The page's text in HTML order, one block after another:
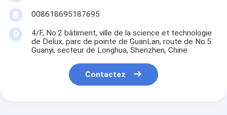
008618695187695
4/F, No.2 bâtiment, ville de la science et technologie
de Delux, parc de pointe de GuanLan, route de No.5
Guanyi, secteur de Longhua, Shenzhen, Chine
Contactez